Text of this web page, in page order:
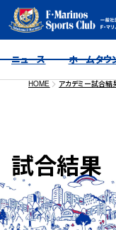
ニュース ホームタウ
HOME アカデミー試合結
試合結果